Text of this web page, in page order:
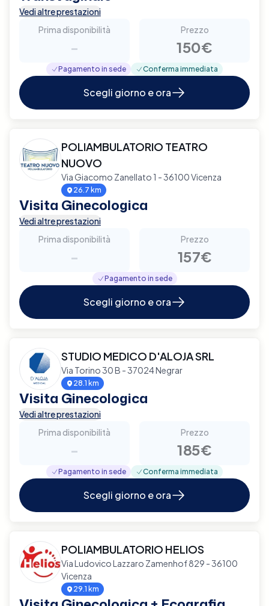
Vedi altre prestazioni
Prima disponibilità
-
Prezzo
150€
Pagamento in sede Conferma immediata
Scegli giorno e ora
POLIAMBULATORIO TEATRO
NUOVO
Via Giacomo Zanellato 1 - 36100 Vicenza
26.7 km
Visita Ginecologica
Vedi altre prestazioni
Prima disponibilità
-
Prezzo
157€
Pagamento in sede
Scegli giorno e ora
STUDIO MEDICO D'ALOJA SRL
Via Torino 30 B - 37024 Negrar
28.1 km
Visita Ginecologica
Vedi altre prestazioni
Prima disponibilità
-
Prezzo
185€
Pagamento in sede Conferma immediata
Scegli giorno e ora
POLIAMBULATORIO HELIOS
Via Ludovico Lazzaro Zamenhof 829 - 36100
Vicenza
29.1 km